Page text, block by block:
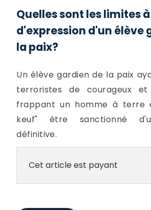
Quelles sont les limites
d'expression d'un élève
la paix?
Un élève gardien de la paix
terroristes de courageux
frappant un homme à terre
keuf" être sanctionné
définitive.
Cet article est payant